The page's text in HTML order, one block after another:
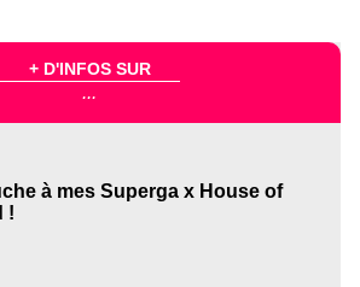
+ D'INFOS SUR
...
à mes Superga x House of
!